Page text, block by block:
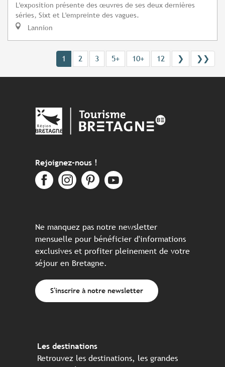
L'exposition présente des œuvres de ses deux dernières
séries, Sixt et L'empreinte des vagues.
Lannion
1 2 3 5+ 10+ 12 ❯ ❯❯
Rejoignez-nous !
Ne manquez pas notre newsletter
mensuelle pour bénéficier d'informations
exclusives et profiter pleinement de votre
séjour en Bretagne.
S'inscrire à notre newsletter
Les destinations
Retrouvez les destinations, les grandes